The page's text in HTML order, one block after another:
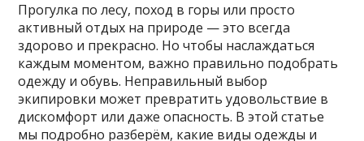
Прогулка по лесу, поход в горы или просто
активный отдых на природе — это всегда
здорово и прекрасно. Но чтобы наслаждаться
каждым моментом, важно правильно подобрать
одежду и обувь. Неправильный выбор
экипировки может превратить удовольствие в
дискомфорт или даже опасность. В этой статье
мы подробно разберём, какие виды одежды и